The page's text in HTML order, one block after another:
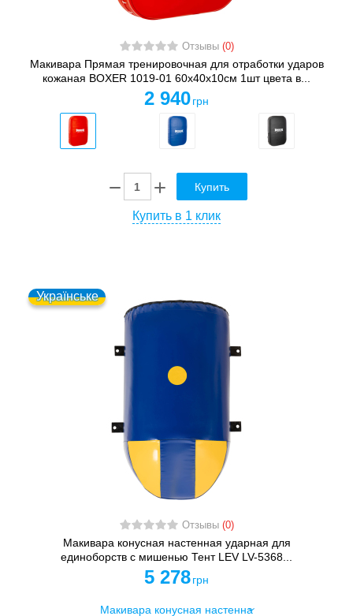
Отзывы (0)
Макивара Прямая тренировочная для отработки ударов
кожаная BOXER 1019-01 60х40х10см 1шт цвета в...
2 940 грн
Купить
Купить в 1 клик
Українське
Отзывы (0)
Макивара конусная настенная ударная для
единоборств с мишенью Тент LEV LV-5368...
5 278 грн